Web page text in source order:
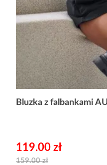
Bluzka z falbankami
159.00zł
119.00 zł